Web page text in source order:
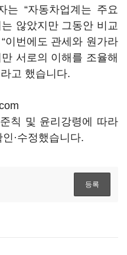
는 “자동차업계는 주요
않았지만 그동안 비교
이번에도 관세와 원가라
서로의 이해를 조율해
고 했습니다.
칙 및 윤리강령에 따라
·수정했습니다.